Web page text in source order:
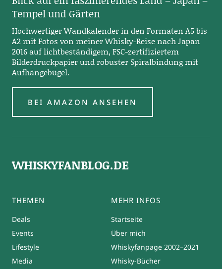
Tempel und Gärten
Hochwertiger Wandkalender in den Formaten A5 bis
A2 mit Fotos von meiner Whisky-Reise nach Japan
2016 auf lichtbeständigem, FSC-zertifiziertem
Bilderdruckpapier und robuster Spiralbindung mit
Aufhängebügel.
BEI AMAZON ANSEHEN
WHISKYFANBLOG.DE
THEMEN
Deals
Events
Lifestyle
Media
MEHR INFOS
Startseite
Über mich
Whiskyfanpage 2002–2021
Whisky-Bücher